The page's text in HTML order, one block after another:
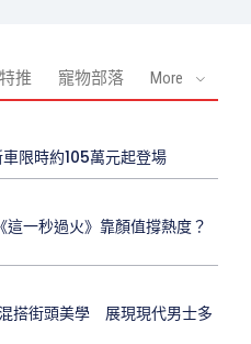
推 寵物部落 More
限時約105萬元起登場
一秒過火》靠顏值撐熱度？
搭街頭美學 展現現代男士多